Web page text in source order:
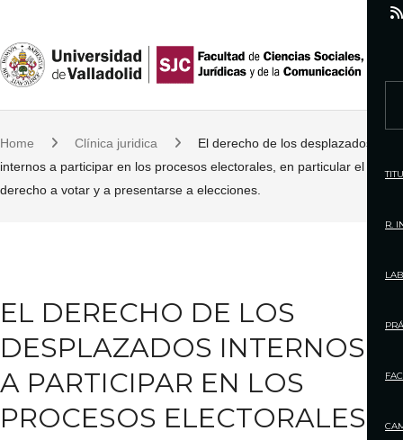
i
t
o
c
o
Home Clínica juridica
El derecho de los desplazados
internos a participar en los procesos electorales, en particular el
derecho a votar y a presentarse a elecciones.
EL DERECHO DE LOS
DESPLAZADOS INTERNOS
A PARTICIPAR EN LOS
PROCESOS ELECTORALES,
r
h
o
:
R.